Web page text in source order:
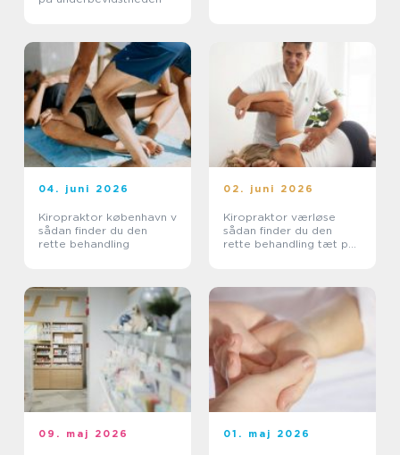
04. juni 2026
Kiropraktor københavn v
sådan finder du den
rette behandling
02. juni 2026
Kiropraktor værløse
sådan finder du den
rette behandling tæt på
09. maj 2026 01. maj 2026